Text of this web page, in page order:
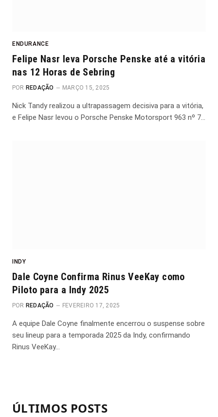
ENDURANCE
Felipe Nasr leva Porsche Penske até a vitória
nas 12 Horas de Sebring
POR REDAÇÃO MARÇO 15, 2025
Nick Tandy realizou a ultrapassagem decisiva para a vitória,
e Felipe Nasr levou o Porsche Penske Motorsport 963 nº 7…
INDY
Dale Coyne Confirma Rinus VeeKay como
Piloto para a Indy 2025
POR REDAÇÃO FEVEREIRO 17, 2025
A equipe Dale Coyne finalmente encerrou o suspense sobre
seu lineup para a temporada 2025 da Indy, confirmando
Rinus VeeKay…
ÚLTIMOS POSTS